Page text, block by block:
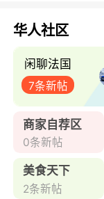
华人社区
闲聊法国
7条新帖
商家自荐区
0条新帖
美食天下
2条新帖